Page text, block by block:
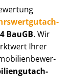
BauGB. Wir
Ihrer